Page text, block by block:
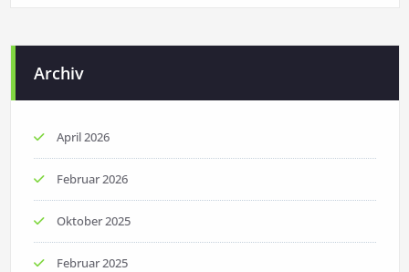
Archiv
April 2026
Februar 2026
Oktober 2025
Februar 2025